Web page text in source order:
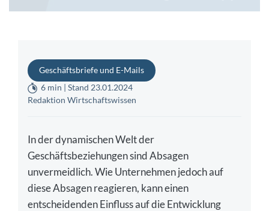
Geschäftsbriefe und E-Mails
6 min | Stand 23.01.2024
Redaktion Wirtschaftswissen
In der dynamischen Welt der
Geschäftsbeziehungen sind Absagen
unvermeidlich. Wie Unternehmen jedoch auf
diese Absagen reagieren, kann einen
entscheidenden Einfluss auf die Entwicklung